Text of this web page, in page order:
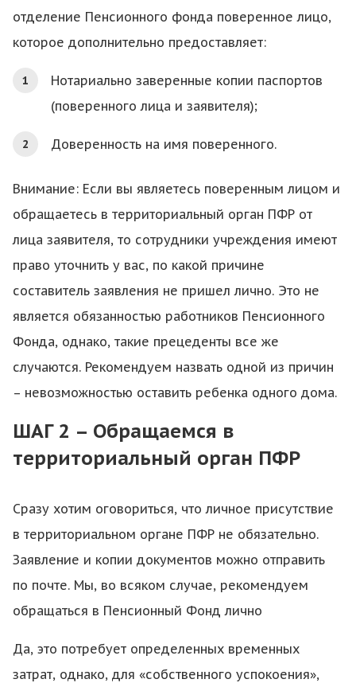
отделение Пенсионного фонда поверенное лицо,
которое дополнительно предоставляет:
Нотариально заверенные копии паспортов
(поверенного лица и заявителя);
Доверенность на имя поверенного.
Внимание: Если вы являетесь поверенным лицом и
обращаетесь в территориальный орган ПФР от
лица заявителя, то сотрудники учреждения имеют
право уточнить у вас, по какой причине
составитель заявления не пришел лично. Это не
является обязанностью работников Пенсионного
Фонда, однако, такие прецеденты все же
случаются. Рекомендуем назвать одной из причин
– невозможностью оставить ребенка одного дома.
ШАГ 2 – Обращаемся в
территориальный орган ПФР
Сразу хотим оговориться, что личное присутствие
в территориальном органе ПФР не обязательно.
Заявление и копии документов можно отправить
по почте. Мы, во всяком случае, рекомендуем
обращаться в Пенсионный Фонд лично
Да, это потребует определенных временных
затрат, однако, для «собственного успокоения»,